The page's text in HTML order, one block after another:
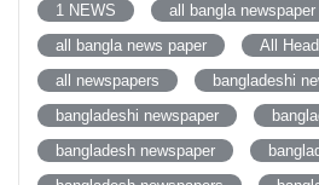
1 NEWS
all bangla newspaper
all bangla news paper
All
all newspapers
bangladeshi
bangladeshi newspaper
bangladesh newspaper